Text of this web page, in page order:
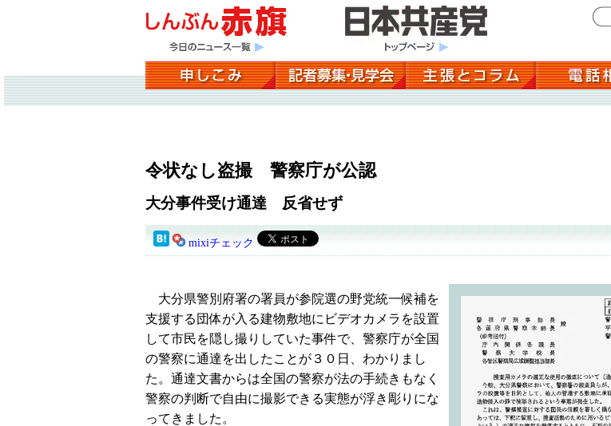
令状なし盗撮 警察庁が公認
大分事件受け通達 反省せず
mixiチェック
大分県警別府署の署員が参院選の野党統一候補を
支援する団体が入る建物敷地にビデオカメラを設置
して市民を隠し撮りしていた事件で、警察庁が全国
の警察に通達を出したことが３０日、わかりまし
た。通達文書からは全国の警察が法の手続きもなく
警察の判断で自由に撮影できる実態が浮き彫りにな
ってきました。